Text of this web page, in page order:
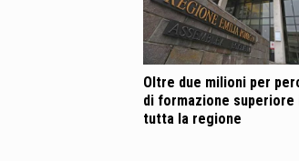
Oltre due milioni per
di formazione superiore
tutta la regione